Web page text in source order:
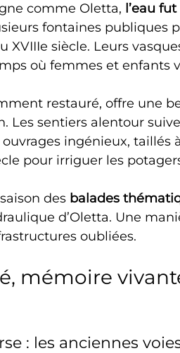
comme Oletta, l’eau
fontaines publiques
XVIIIe siècle. Leurs
où femmes et enfants
restauré, offre une
Les sentiers alentour
ingénieux, taillés
pour irriguer les
des balades
d’Oletta. Une
oubliées.
mémoire
: les anciennes